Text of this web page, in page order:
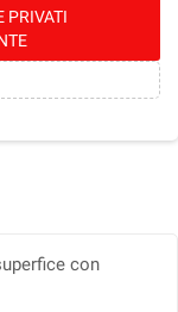
PRIVATI
con